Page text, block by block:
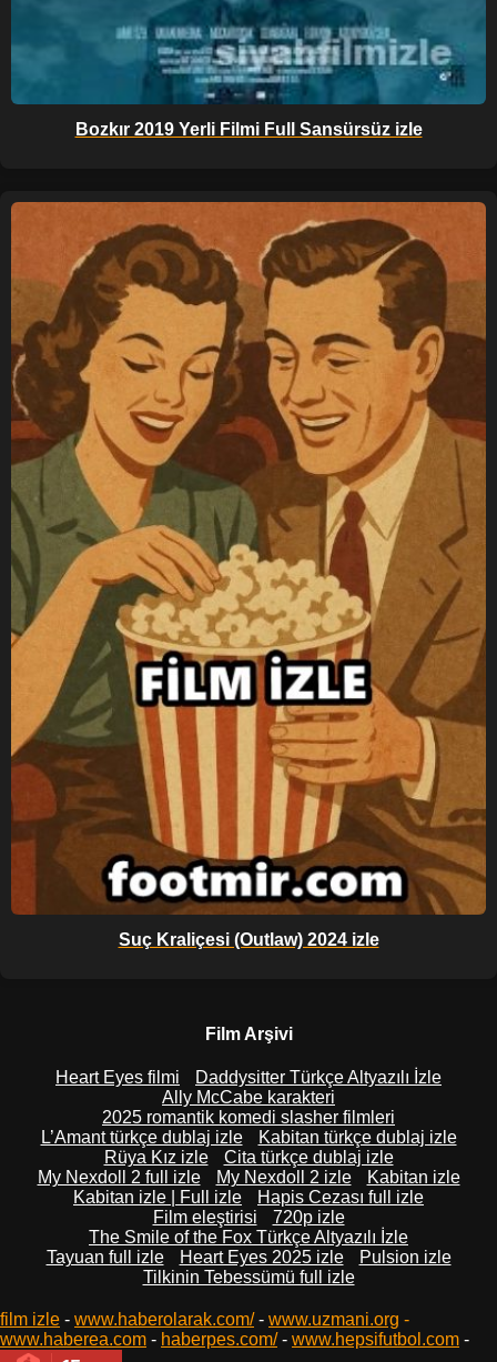
Bozkır 2019 Yerli Filmi Full Sansürsüz izle
Suç Kraliçesi (Outlaw) 2024 izle
Film Arşivi
Heart Eyes filmi
Daddysitter Türkçe Altyazılı İzle
Ally McCabe karakteri
2025 romantik komedi slasher filmleri
L’Amant türkçe dublaj izle
Kabitan türkçe dublaj izle
Rüya Kız izle
Cita türkçe dublaj izle
My Nexdoll 2 full izle
My Nexdoll 2 izle
Kabitan izle
Kabitan izle | Full izle
Hapis Cezası full izle
Film eleştirisi
720p izle
The Smile of the Fox Türkçe Altyazılı İzle
Tayuan full izle
Heart Eyes 2025 izle
Pulsion izle
Tilkinin Tebessümü full izle
film izle - www.haberolarak.com/- www.uzmani.org -
www.haberea.com - haberpes.com/- www.hepsifutbol.com -